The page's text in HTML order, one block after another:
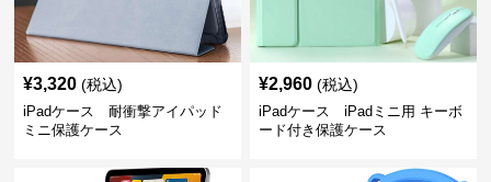
¥3,320 (税込)
iPadケース 耐衝撃アイパッド
ミニ保護ケース
¥2,960 (税込)
iPadケース iPadミニ用 キーボ
ード付き保護ケース